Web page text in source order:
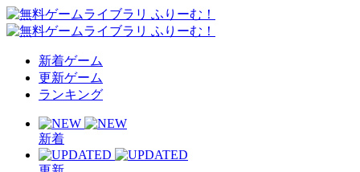
新着ゲーム
更新ゲーム
ランキング
新着